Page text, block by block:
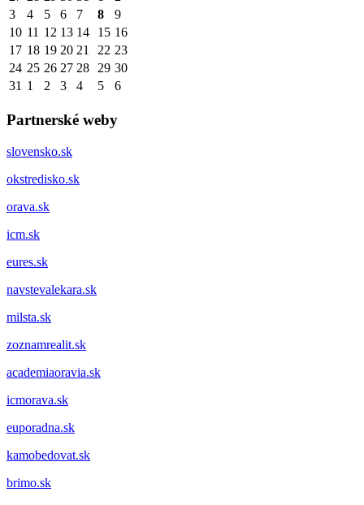
3
4 5 6 7 8
9
10 11 12 13 14 15 16
17 18 19 20 21 22 23
24 25 26 27 28 29 30
31 1 2 3 4 5 6
Partnerské weby
slovensko.sk
okstredisko.sk
orava.sk
icm.sk
eures.sk
navstevalekara.sk
milsta.sk
zoznamrealit.sk
academiaoravia.sk
icmorava.sk
euporadna.sk
kamobedovat.sk
brimo.sk